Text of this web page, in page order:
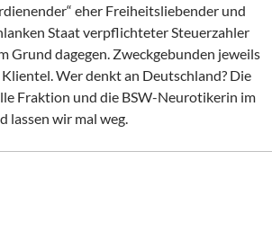
eher Freiheitsliebender und
Staat verpflichteter Steuerzahler
Grund dagegen. Zweckgebunden jeweils
Wer denkt an Deutschland? Die
Fraktion und die BSW-Neurotikerin im
lassen wir mal weg.